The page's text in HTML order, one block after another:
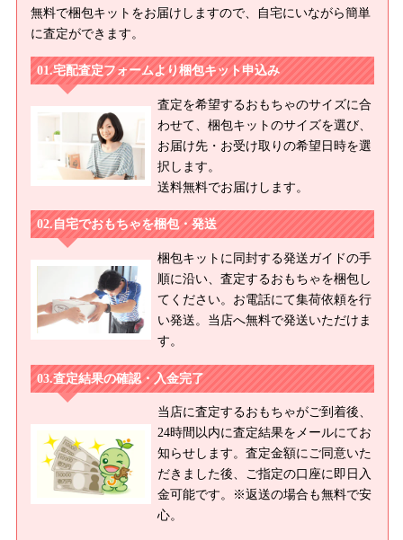
イス CWC限定プリマドーリー マリーゴールド/ネオブライス プ
リマドーリー オーブリーナ/ネオブライス プリマドーリー アシ
ナ/ネオブライス フロスティフロックト/ネオブライス ヴェロニカ
レース/ネオブライス CWC限定 プリマドーリー アマリリス/ネ
オブライス カズンオリヴィア/ネオブライス バウワウトラッド/ネ
オブライス Missサリーライス/ネオブライス ミルキーウェイシュ
ガー/ネオブライス CWC限定デニズン/ネオブライス オブ・ザ・レ
イクエレノア・ザ・フォレストダンサー/ネオブライス CWC限
定 デニズン・オブ・ザ・レイク クリスティーナ・ザ・ブライ
ド/ネオブライス CWC限定 プリマドーリー ペオニー/ネオブラ
イス CWC限定 プレコーシャスキャンディーズマッシュルーム/
ネオブライス カンカンキャット/ネオブライス CWC限定 ハート
オブモンマルトル/ネオブライス ナターシャムーア/ネオブライス
トップショップ限定 ハッピーハーバー/ネオブライス プリマドー
リーアンコール オーブリー/ネオブライス プリマドーリーアンコ
ール サフィー/ネオブライス プリマドーリーアンコール アシュ
レット/ネオブライス ウェルカムウィンター
【２００９年】
ネオブライス アイスルネ/ネオブライス CWC限定 リボネッタウ
ィッシュ/ネオブライス トイザらス限定 ステラサバンナ/ネオブ
ライス アーバンカウガール/ネオブライス CWC限定 プリマドー
リー パリ/ネオブライス CWC限定アジアスペシャル ベアトリ
ーチェベスト/ネオブライス シンプリーライラック/ネオブライス
無料で梱包キットをお届けしますので、自宅にいながら簡単
に査定ができます。
宅配査定フォームより梱包キット申込み
査定を希望するおもちゃのサイズに合
わせて、梱包キットのサイズを選び、
お届け先・お受け取りの希望日時を選
択します。
送料無料でお届けします。
自宅でおもちゃを梱包・発送
梱包キットに同封する発送ガイドの手
順に沿い、査定するおもちゃを梱包し
てください。お電話にて集荷依頼を行
い発送。当店へ無料で発送いただけま
す。
査定結果の確認・入金完了
当店に査定するおもちゃがご到着後、
24時間以内に査定結果をメールにてお
知らせします。査定金額にご同意いた
だきました後、ご指定の口座に即日入
金可能です。※返送の場合も無料で安
心。